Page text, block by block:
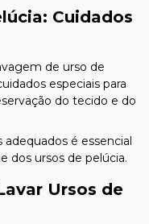
Cuidados
de urso de
especiais para
do tecido e do
é essencial
dos ursos de pelúcia.
Ursos de